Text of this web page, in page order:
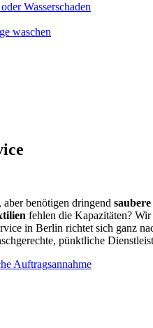
Wasserschaden
waschen
benötigen dringend
fehlen die Kapazitäten?
in Berlin richtet sich ganz
pünktliche